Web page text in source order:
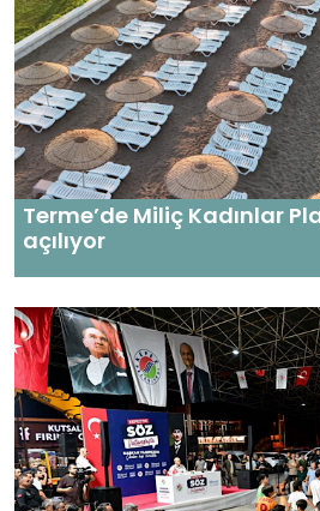
Terme’de Miliç Kadınlar
açılıyor